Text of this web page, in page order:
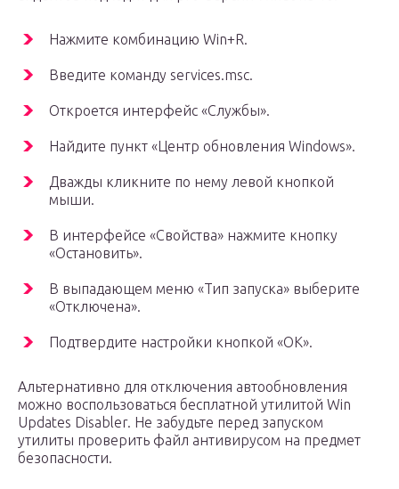
Нажмите комбинацию Win+R.
Введите команду services.msc.
Откроется интерфейс «Службы».
Найдите пункт «Центр обновления Windows».
Дважды кликните по нему левой кнопкой
мыши.
В интерфейсе «Свойства» нажмите кнопку
«Остановить».
В выпадающем меню «Тип запуска» выберите
«Отключена».
Подтвердите настройки кнопкой «OK».
Альтернативно для отключения автообновления
можно воспользоваться бесплатной утилитой Win
Updates Disabler. Не забудьте перед запуском
утилиты проверить файл антивирусом на предмет
безопасности.